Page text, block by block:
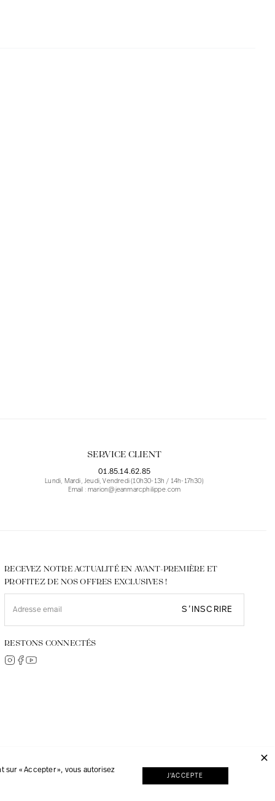
SERVICE CLIENT
01.85.14.62.85
Lundi, Mardi, Jeudi, Vendredi (10h30-13h / 14h-17h30)
Email : marion@jeanmarcphilippe.com
RECEVEZ NOTRE ACTUALITÉ EN AVANT-PREMIÈRE ET
PROFITEZ DE NOS OFFRES EXCLUSIVES !
S’INSCRIRE
RESTONS CONNECTÉS
« Accepter », vous autorisez
J'ACCEPTE